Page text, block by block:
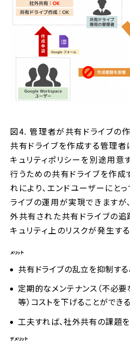
図4. 管理者が共有ドライブの
共有ドライブを作成する管理者
キュリティポリシーを別途用意
行うための共有ドライブを作成
れにより、エンドユーザーにと
ライブの運用が実現できますが
外共有された共有ドライブの追
キュリティ上のリスクが発生す
メリット
共有ドライブの乱立を抑制す
定期的なメンテナンス（不必
等）コストを下げることができる
工夫すれば、社外共有の課題
デメリット